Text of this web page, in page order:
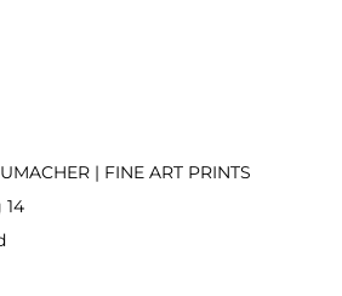
| FINE ART PRINTS